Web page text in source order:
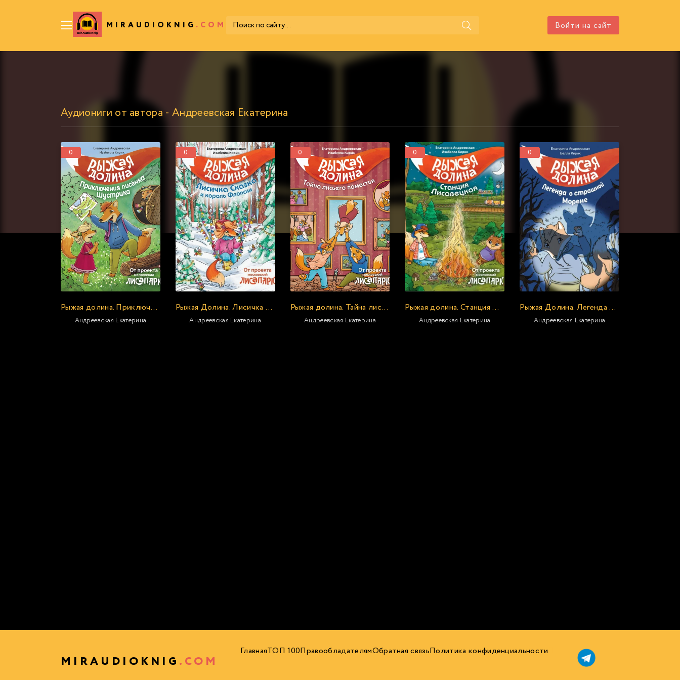
MIRAUDIOKNIG .COM Войти на сайт
Аудиониги от автора - Андреевская Екатерина
0
Рыжая долина. Приключения лисёнка Шустрика
Андреевская Екатерина
0
Рыжая Долина. Лисичка Сказка и король Флопсии
Андреевская Екатерина
0
Рыжая долина. Тайна лисьего поместья
Андреевская Екатерина
0
Рыжая долина. Станция Лисавецкая
Андреевская Екатерина
0
Рыжая Долина. Легенда о страшной Морене
Андреевская Екатерина
MIRAUDIOKNIG .COM
ГлавнаяТОП 100ПравообладателямОбратная связьПолитика конфиденциальности